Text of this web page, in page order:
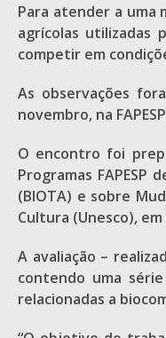
Para atender a uma
agrícolas utilizadas
competir em
As observações
novembro, na
O encontro foi
Programas FAPESP
(BIOTA) e sobre
Cultura (Unesco), em
A avaliação –
contendo uma
relacionadas a